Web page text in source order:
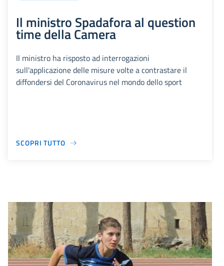
Il ministro Spadafora al question
time della Camera
Il ministro ha risposto ad interrogazioni
sull'applicazione delle misure volte a contrastare il
diffondersi del Coronavirus nel mondo dello sport
SCOPRI TUTTO